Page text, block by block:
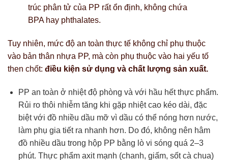
trúc phân tử của PP rất ổn định, không chứa
BPA hay phthalates.
Tuy nhiên, mức độ an toàn thực tế không chỉ phụ thuộc
vào bản thân nhựa PP, mà còn phụ thuộc vào hai yếu tố
then chốt: điều kiện sử dụng và chất lượng sản xuất.
PP an toàn ở nhiệt độ phòng và với hầu hết thực phẩm.
Rủi ro thôi nhiễm tăng khi gặp nhiệt cao kéo dài, đặc
biệt với đồ nhiều dầu mỡ vì dầu có thể nóng hơn nước,
làm phụ gia tiết ra nhanh hơn. Do đó, không nên hâm
đồ nhiều dầu trong hộp PP bằng lò vi sóng quá 2–3
phút. Thực phẩm axit mạnh (chanh, giấm, sốt cà chua)